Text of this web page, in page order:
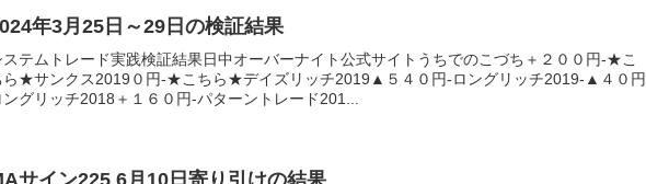
年3月25日～29日の検証結果
ステムトレード実践検証結果日中オーバーナイト公式サイトうちでのこづち＋２００円-★こ
ら★サンクス2019０円-★こちら★デイズリッチ2019▲５４０円-ロングリッチ2019-▲４０円
ングリッチ2018＋１６０円-パターントレード201...